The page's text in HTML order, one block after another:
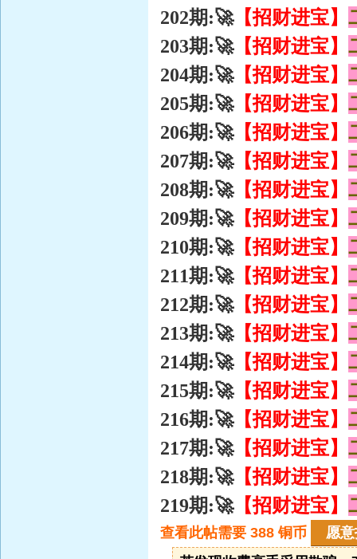
202期:🚀【招财进宝】
203期:🚀【招财进宝】
204期:🚀【招财进宝】
205期:🚀【招财进宝】
206期:🚀【招财进宝】
207期:🚀【招财进宝】
208期:🚀【招财进宝】
209期:🚀【招财进宝】
210期:🚀【招财进宝】
211期:🚀【招财进宝】
212期:🚀【招财进宝】
213期:🚀【招财进宝】
214期:🚀【招财进宝】
215期:🚀【招财进宝】
216期:🚀【招财进宝】
217期:🚀【招财进宝】
218期:🚀【招财进宝】
219期:🚀【招财进宝】
查看此帖需要 388 铜币